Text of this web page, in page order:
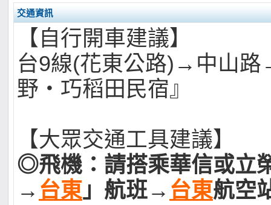
交通資訊
【自行開車建議】
台9線(花東公路)→中山
野‧巧稻田民宿』
【大眾交通工具建議】
◎飛機：請搭乘華信或立
→ 台東」航班→ 台東航空